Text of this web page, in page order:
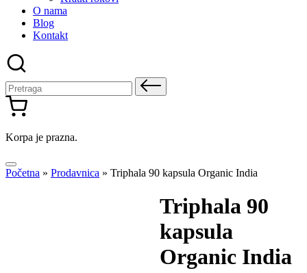
O nama
Blog
Kontakt
Pretraga
za:
Korpa je prazna.
Početna » Prodavnica » Triphala 90 kapsula Organic India
Triphala 90
kapsula
Organic India